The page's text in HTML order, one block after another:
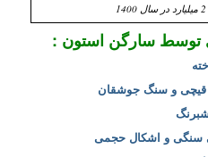
توسط سارگن استون :
قیچی و سنگ جوشقان
سنگی و اشکال حجمی